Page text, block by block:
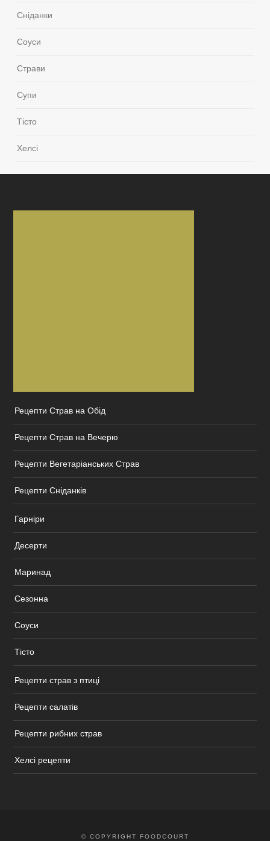
Сніданки
Соуси
Страви
Супи
Тісто
Хелсі
Рецепти Страв на Обід
Рецепти Страв на Вечерю
Рецепти Вегетаріанських Страв
Рецепти Сніданків
Гарніри
Десерти
Маринад
Сезонна
Соуси
Тісто
Рецепти страв з птиці
Рецепти салатів
Рецепти рибних страв
Хелсі рецепти
© COPYRIGHT FOODCOURT